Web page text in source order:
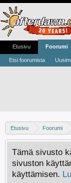
Etusivu Foorumi
Tämä sivusto
sivuston
käyttämisen.
Etusivu Foorumi
Etsi foorumista